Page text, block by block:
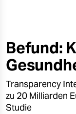
öko
gesellschaft
kultur
sport
Befund:
Transparency
zu 20 Milliarden
Studie